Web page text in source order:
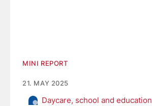
MINI REPORT
21. MAY 2025
Daycare, school and education